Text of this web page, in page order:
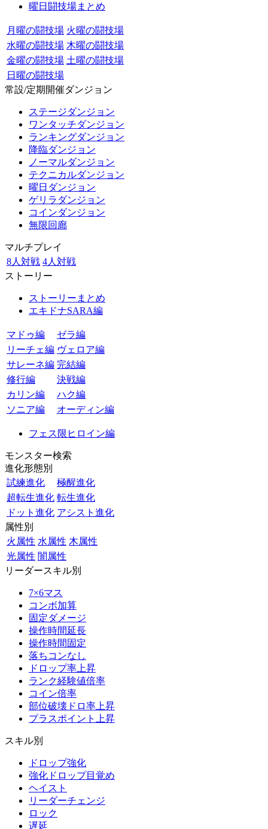
曜日闘技場まとめ
月曜の闘技場 火曜の闘技場
水曜の闘技場 木曜の闘技場
金曜の闘技場 土曜の闘技場
日曜の闘技場
常設/定期開催ダンジョン
ステージダンジョン
ワンタッチダンジョン
ランキングダンジョン
降臨ダンジョン
ノーマルダンジョン
テクニカルダンジョン
曜日ダンジョン
ゲリラダンジョン
コインダンジョン
無限回廊
マルチプレイ
8人対戦 4人対戦
ストーリー
ストーリーまとめ
エキドナSARA編
マドゥ編
ゼラ編
リーチェ編 ヴェロア編
サレーネ編 完結編
修行編
決戦編
カリン編
ハク編
ソニア編
オーディン編
フェス限ヒロイン編
モンスター検索
進化形態別
試練進化
極醒進化
超転生進化 転生進化
ドット進化 アシスト進化
属性別
火属性 水属性 木属性
光属性 闇属性
リーダースキル別
7×6マス
コンボ加算
固定ダメージ
操作時間延長
操作時間固定
落ちコンなし
ドロップ率上昇
ランク経験値倍率
コイン倍率
部位破壊ドロ率上昇
プラスポイント上昇
スキル別
ドロップ強化
強化ドロップ目覚め
ヘイスト
リーダーチェンジ
ロック
遅延